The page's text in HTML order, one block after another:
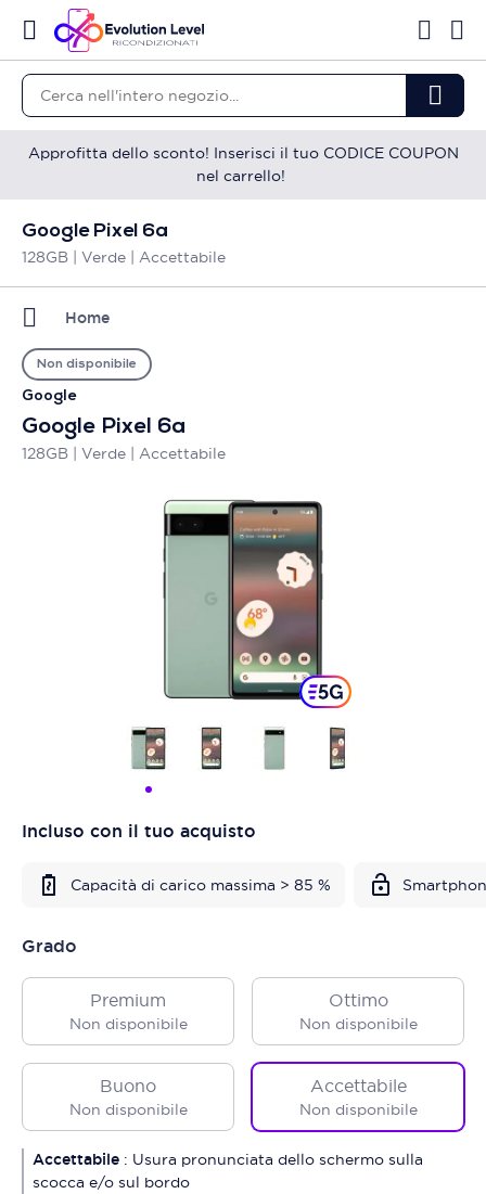
Approfitta dello sconto! Inserisci il tuo CODICE COUPON
nel carrello!
Google Pixel 6a
128GB | Verde | Accettabile
Home
Google
Google Pixel 6a
128GB | Verde | Accettabile
Non disponibile
Incluso con il tuo acquisto
Capacità di carico massima > 85 %
Grado
Premium
Non disponibile
Ottimo
Non disponibile
Buono
Non disponibile
Accettabile
Non disponibile
Accettabile : Usura pronunciata dello schermo sulla
scocca e/o sul bordo